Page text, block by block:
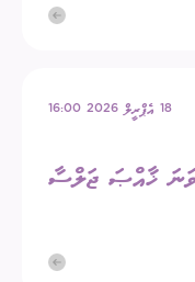
18 އެޕްރީލް 2026 16:00